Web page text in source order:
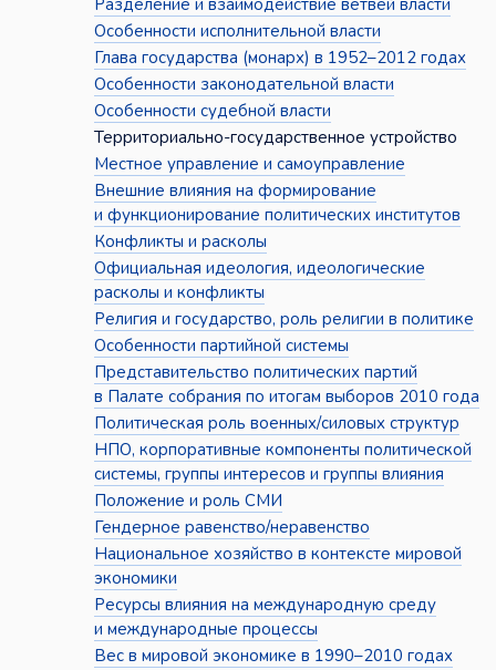
Разделение и взаимодействие ветвей власти
Особенности исполнительной власти
Глава государства (монарх) в 1952–2012 годах
Особенности законодательной власти
Особенности судебной власти
Территориально-государственное устройство
Местное управление и самоуправление
Внешние влияния на формирование
и функционирование политических институтов
Конфликты и расколы
Официальная идеология, идеологические
расколы и конфликты
Религия и государство, роль религии в политике
Особенности партийной системы
Представительство политических партий
в Палате собрания по итогам выборов 2010 года
Политическая роль военных/силовых структур
НПО, корпоративные компоненты политической
системы, группы интересов и группы влияния
Положение и роль СМИ
Гендерное равенство/неравенство
Национальное хозяйство в контексте мировой
экономики
Ресурсы влияния на международную среду
и международные процессы
Вес в мировой экономике в 1990–2010 годах